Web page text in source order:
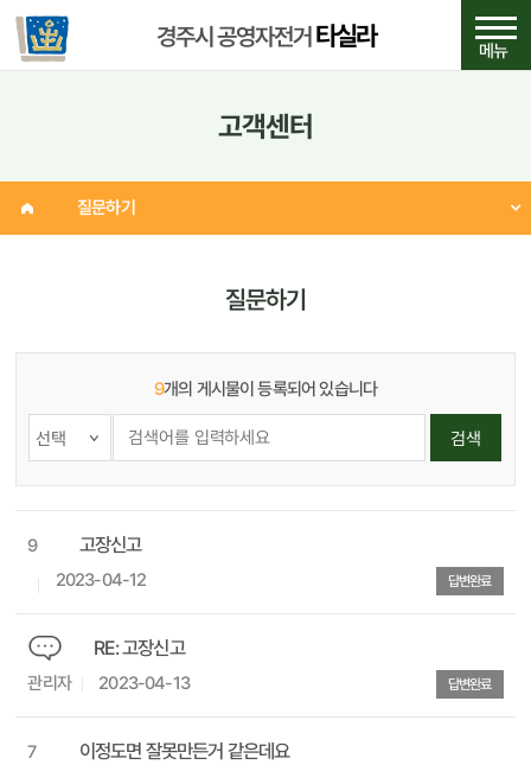
메뉴
경주시 공영자전거 타실라
고객센터
질문하기
질문하기
9개의 게시물이 등록되어 있습니다
검색
9 고장신고
2023-04-12 답변완료
RE: 고장신고
관리자 2023-04-13 답변완료
7 이정도면 잘못만든거 같은데요